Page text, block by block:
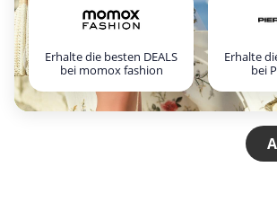
Erhalte die besten DEALS
bei momox fashion
Erhalte
bei